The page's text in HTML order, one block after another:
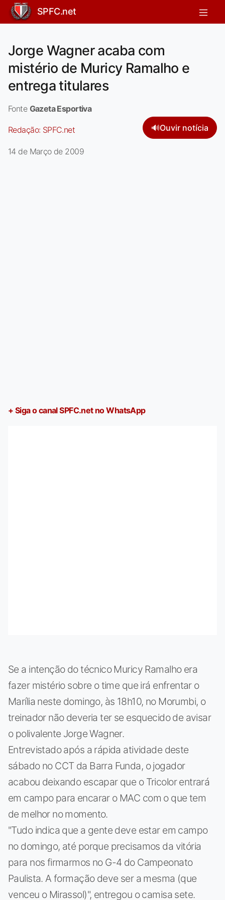
SPFC.net
Jorge Wagner acaba com
mistério de Muricy Ramalho e
entrega titulares
Fonte Gazeta Esportiva
Redação: SPFC.net 🔊Ouvir notícia
14 de Março de 2009
+ Siga o canal SPFC.net no WhatsApp
Se a intenção do técnico Muricy Ramalho era
fazer mistério sobre o time que irá enfrentar o
Marília neste domingo, às 18h10, no Morumbi, o
treinador não deveria ter se esquecido de avisar
o polivalente Jorge Wagner.
Entrevistado após a rápida atividade deste
sábado no CCT da Barra Funda, o jogador
acabou deixando escapar que o Tricolor entrará
em campo para encarar o MAC com o que tem
de melhor no momento.
"Tudo indica que a gente deve estar em campo
no domingo, até porque precisamos da vitória
para nos firmarmos no G-4 do Campeonato
Paulista. A formação deve ser a mesma (que
venceu o Mirassol)", entregou o camisa sete.